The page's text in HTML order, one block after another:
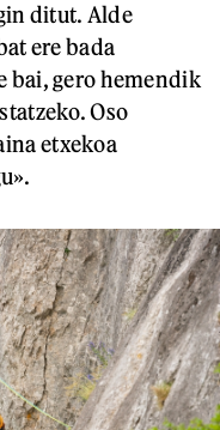
ditut. Alde
ere bada
bai, gero hemendik
Oso
etxekoa